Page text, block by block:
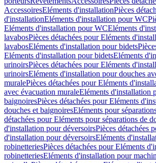
AccessoiresEléments d'installationPièces
d'installationEléments d'installation pour WC
Eléments d'installation pour WCEléments
lavabosPièces détachées pour Eléments
lavabosEléments d'installation pour bidets
Eléments d'installation pour bidetsEléments
urinoirsPièces détachées pour Eléments
urinoirsEléments d'installation pour douches
muralePièces détachées pour Eléments
avec évacuation muraleEléments d'installation
baignoiresPièces détachées pour Eléments
douches et baignoiresEléments pour
détachées pour Eléments pour séparations de
d'installation pour déversoirsPièces détachées
d'installation pour déversoirsEléments
robinetteriesPièces détachées pour Eléments
robinetteriesEléments d'installation pour